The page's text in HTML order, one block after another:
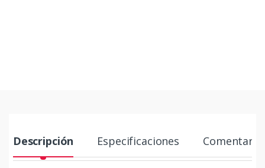
Descripción Especificaciones